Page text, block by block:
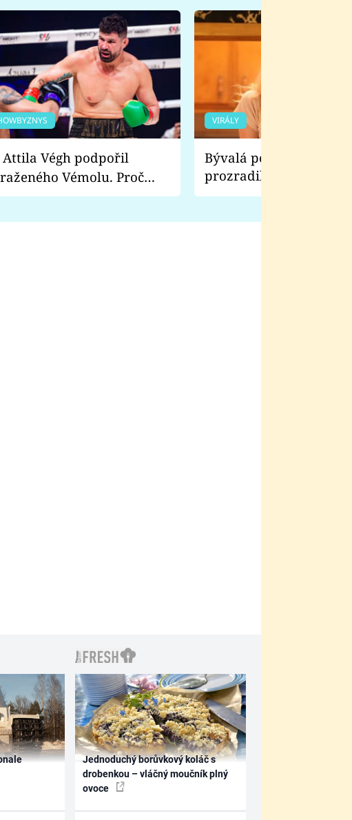
Vémolu. Proč
raději zápasit s ním než
VIRÁLY
Bývalá pornoherečka
prozradila, co ji
natáčení Euforie.
Jednoduchý borůvkový koláč s
drobenkou – vláčný moučník plný
ovoce